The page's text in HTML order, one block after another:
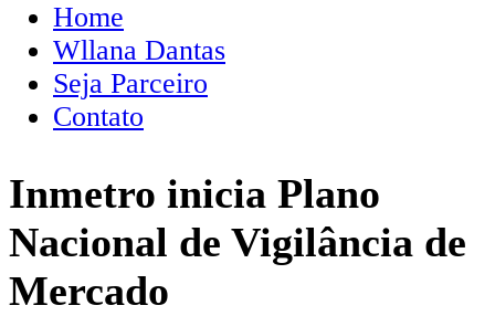
Home
Wllana Dantas
Seja Parceiro
Contato
Inmetro inicia Plano
Nacional de Vigilância de
Mercado